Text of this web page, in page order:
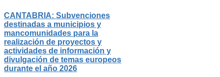
CANTABRIA: Subvenciones
destinadas a municipios y
mancomunidades para la
realización de proyectos y
actividades de información y
divulgación de temas europeos
durante el año 2026